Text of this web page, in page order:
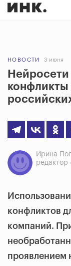
НОВОСТИ 3 июня
конфликты
Ирина
редактор
конфликтов
компаний.
проявлением